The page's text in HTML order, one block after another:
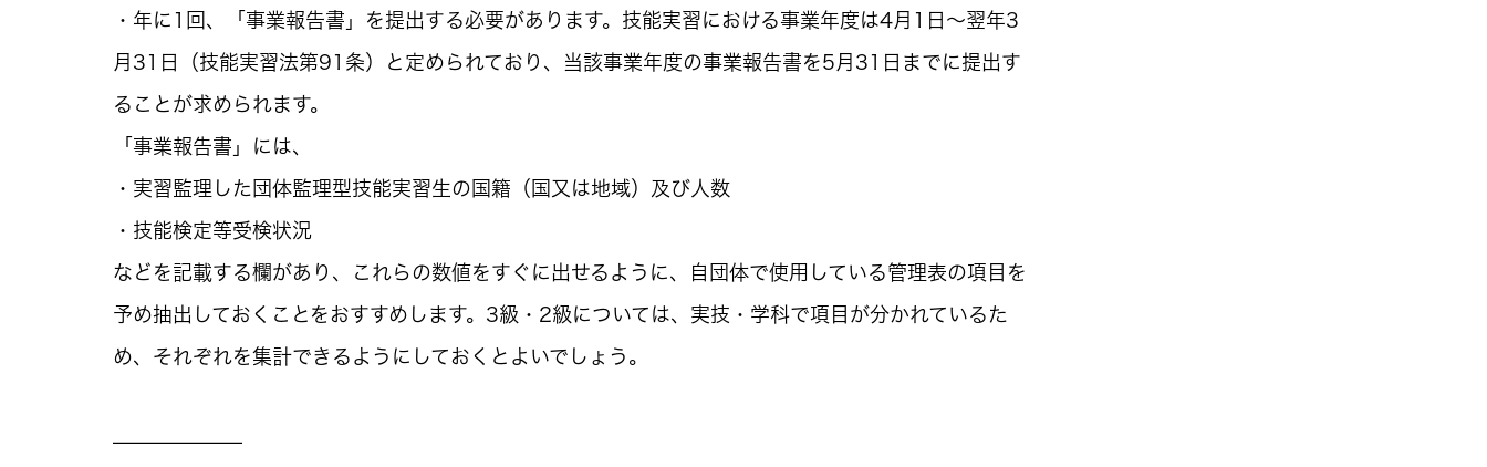
・年に1回、「事業報告書」を提出する必要があります。技能実習における事業年度は4月1日～翌年3
月31日（技能実習法第91条）と定められており、当該事業年度の事業報告書を5月31日までに提出す
ることが求められます。
「事業報告書」には、
・実習監理した団体監理型技能実習生の国籍（国又は地域）及び人数
・技能検定等受検状況
などを記載する欄があり、これらの数値をすぐに出せるように、自団体で使用している管理表の項目を
予め抽出しておくことをおすすめします。3級・2級については、実技・学科で項目が分かれているた
め、それぞれを集計できるようにしておくとよいでしょう。
——————–